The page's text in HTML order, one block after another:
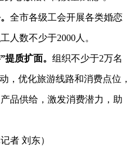
全市各级工会开展各类婚恋
人数不少于2000人。
质扩面。 组织不少于2万名
，优化旅游线路和消费点位，
品供给，激发消费潜力，助
刘东）